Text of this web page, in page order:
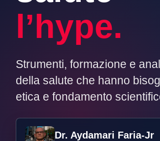
l’hype.
Strumenti, formazione e
della salute che hanno
etica e fondamento
Dr. Aydamari Faria-Jr